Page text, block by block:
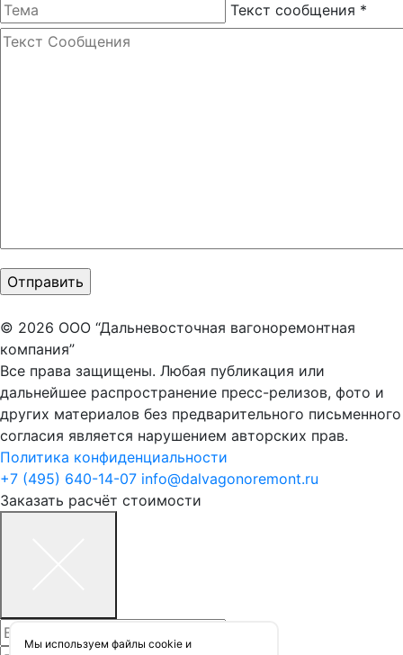
Мы используем файлы сookie и
Текст сообщения *
© 2026 ООО “Дальневосточная вагоноремонтная
компания”
Все права защищены. Любая публикация или
дальнейшее распространение пресс-релизов, фото и
других материалов без предварительного письменного
согласия является нарушением авторских прав.
Политика конфиденциальности
+7 (495) 640-14-07 info@dalvagonoremont.ru
Заказать расчёт стоимости